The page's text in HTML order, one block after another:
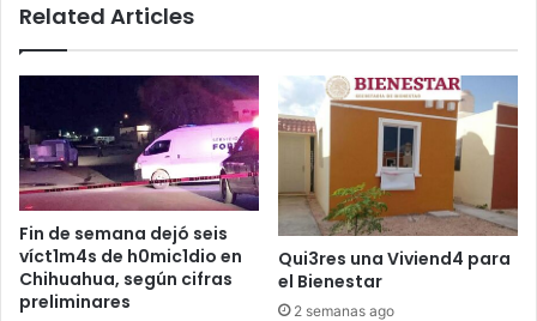
Related Articles
Fin de semana dejó seis
víct1m4s de h0mic1dio en
Chihuahua, según cifras
preliminares
Qui3res una Viviend4 para
el Bienestar
2 semanas ago